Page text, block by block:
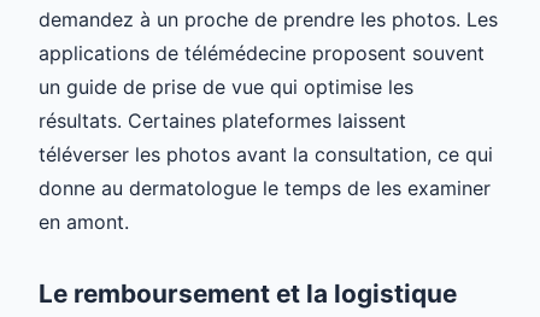
demandez à un proche de prendre les photos. Les
applications de télémédecine proposent souvent
un guide de prise de vue qui optimise les
résultats. Certaines plateformes laissent
téléverser les photos avant la consultation, ce qui
donne au dermatologue le temps de les examiner
en amont.
Le remboursement et la logistique